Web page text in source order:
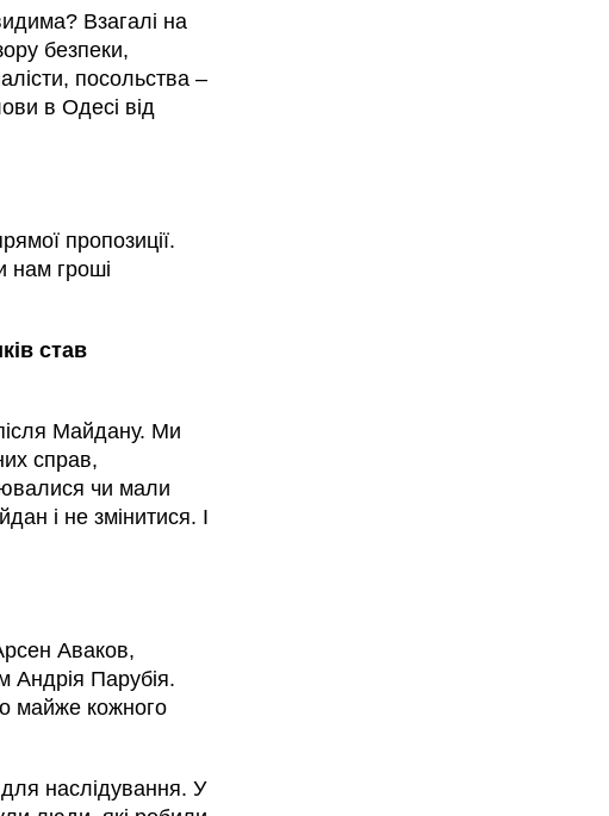
Взагалі на
безпеки,
посольства –
в Одесі від
пропозиції.
нам гроші
став
Майдану. Ми
справ,
чи мали
і не змінитися. І
Аваков,
Андрія Парубія.
майже кожного
для наслідування. У